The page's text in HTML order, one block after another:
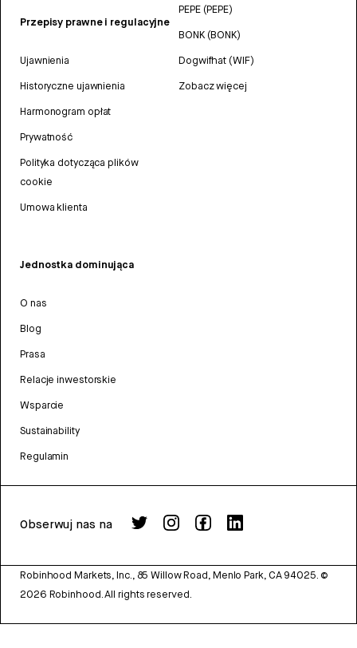
Przepisy prawne i regulacyjne
Ujawnienia
Historyczne ujawnienia
Harmonogram opłat
Prywatność
Polityka dotycząca plików
cookie
Umowa klienta
PEPE (PEPE)
BONK (BONK)
Dogwifhat (WIF)
Zobacz więcej
Jednostka dominująca
O nas
Blog
Prasa
Relacje inwestorskie
Wsparcie
Sustainability
Regulamin
Obserwuj nas na
Robinhood Markets, Inc., 85 Willow Road, Menlo Park, CA 94025. ©
2026 Robinhood. All rights reserved.